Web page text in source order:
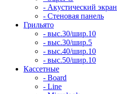
- Акустический экран
- Стеновая панель
Грильято
- выс.30/шир.10
- выс.30/шир.5
- выс.40/шир.10
- выс.50/шир.10
Кассетные
- Board
- Line